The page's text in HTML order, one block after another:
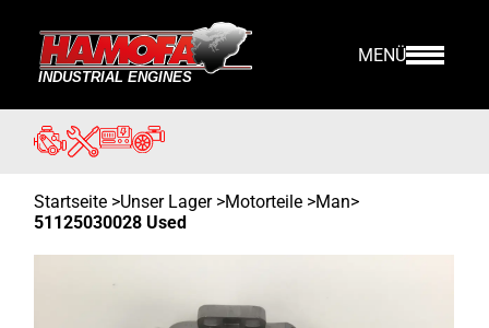
MENÜ
Startseite >Unser Lager>Motorteile >Man>
51125030028 Used